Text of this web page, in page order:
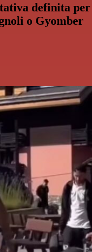
definita per
o Gyomber